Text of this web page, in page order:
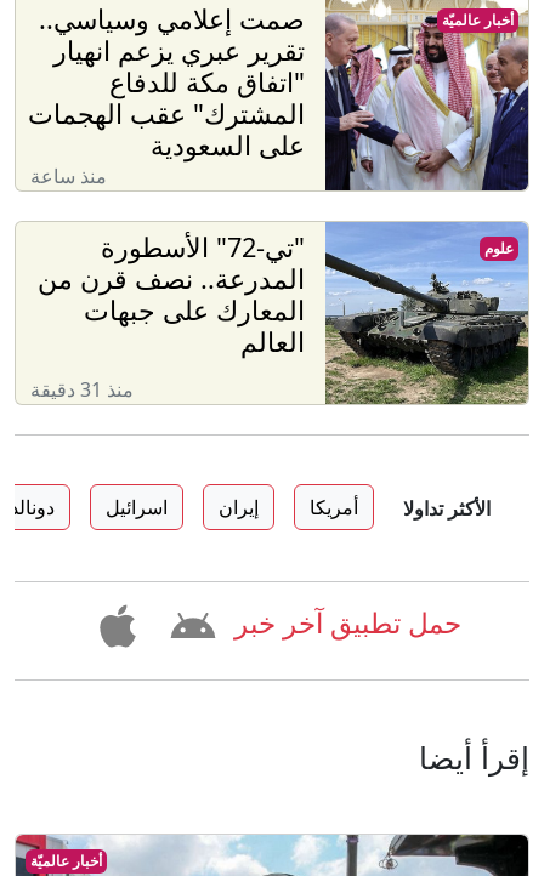
صمت إعلامي وسياسي..
تقرير عبري يزعم انهيار
"اتفاق مكة للدفاع
المشترك" عقب الهجمات
على السعودية
منذ ساعة
أخبار عالميّة
"تي-72" الأسطورة
المدرعة.. نصف قرن من
المعارك على جبهات
العالم
منذ 31 دقيقة
علوم
الأكثر تداولا أمريكا إيران اسرائيل
حمل تطبيق آخر خبر
إقرأ أيضا
أخبار عالميّة